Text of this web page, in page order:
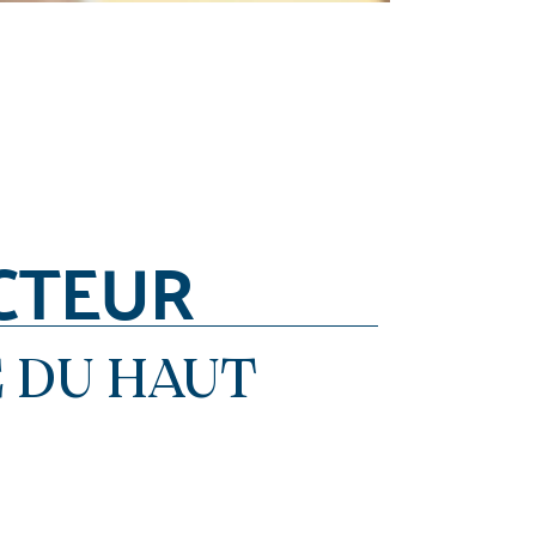
DU HAUT